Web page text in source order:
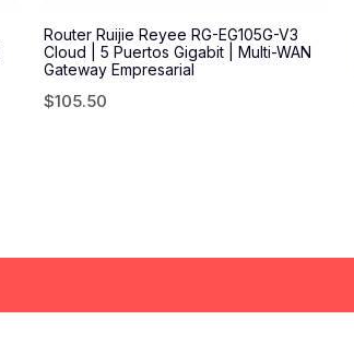
Router Ruijie Reyee RG-EG105G-V3
Cloud | 5 Puertos Gigabit | Multi-WAN
Gateway Empresarial
$105.50